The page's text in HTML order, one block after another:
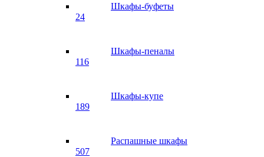
Шкафы-буфеты
24
Шкафы-пеналы
116
Шкафы-купе
189
Распашные шкафы
507